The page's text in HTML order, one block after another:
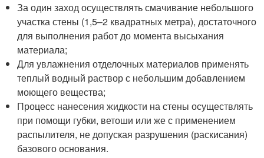
За один заход осуществлять смачивание небольшого
участка стены (1,5–2 квадратных метра), достаточного
для выполнения работ до момента высыхания
материала;
Для увлажнения отделочных материалов применять
теплый водный раствор с небольшим добавлением
моющего вещества;
Процесс нанесения жидкости на стены осуществлять
при помощи губки, ветоши или же с применением
распылителя, не допуская разрушения (раскисания)
базового основания.